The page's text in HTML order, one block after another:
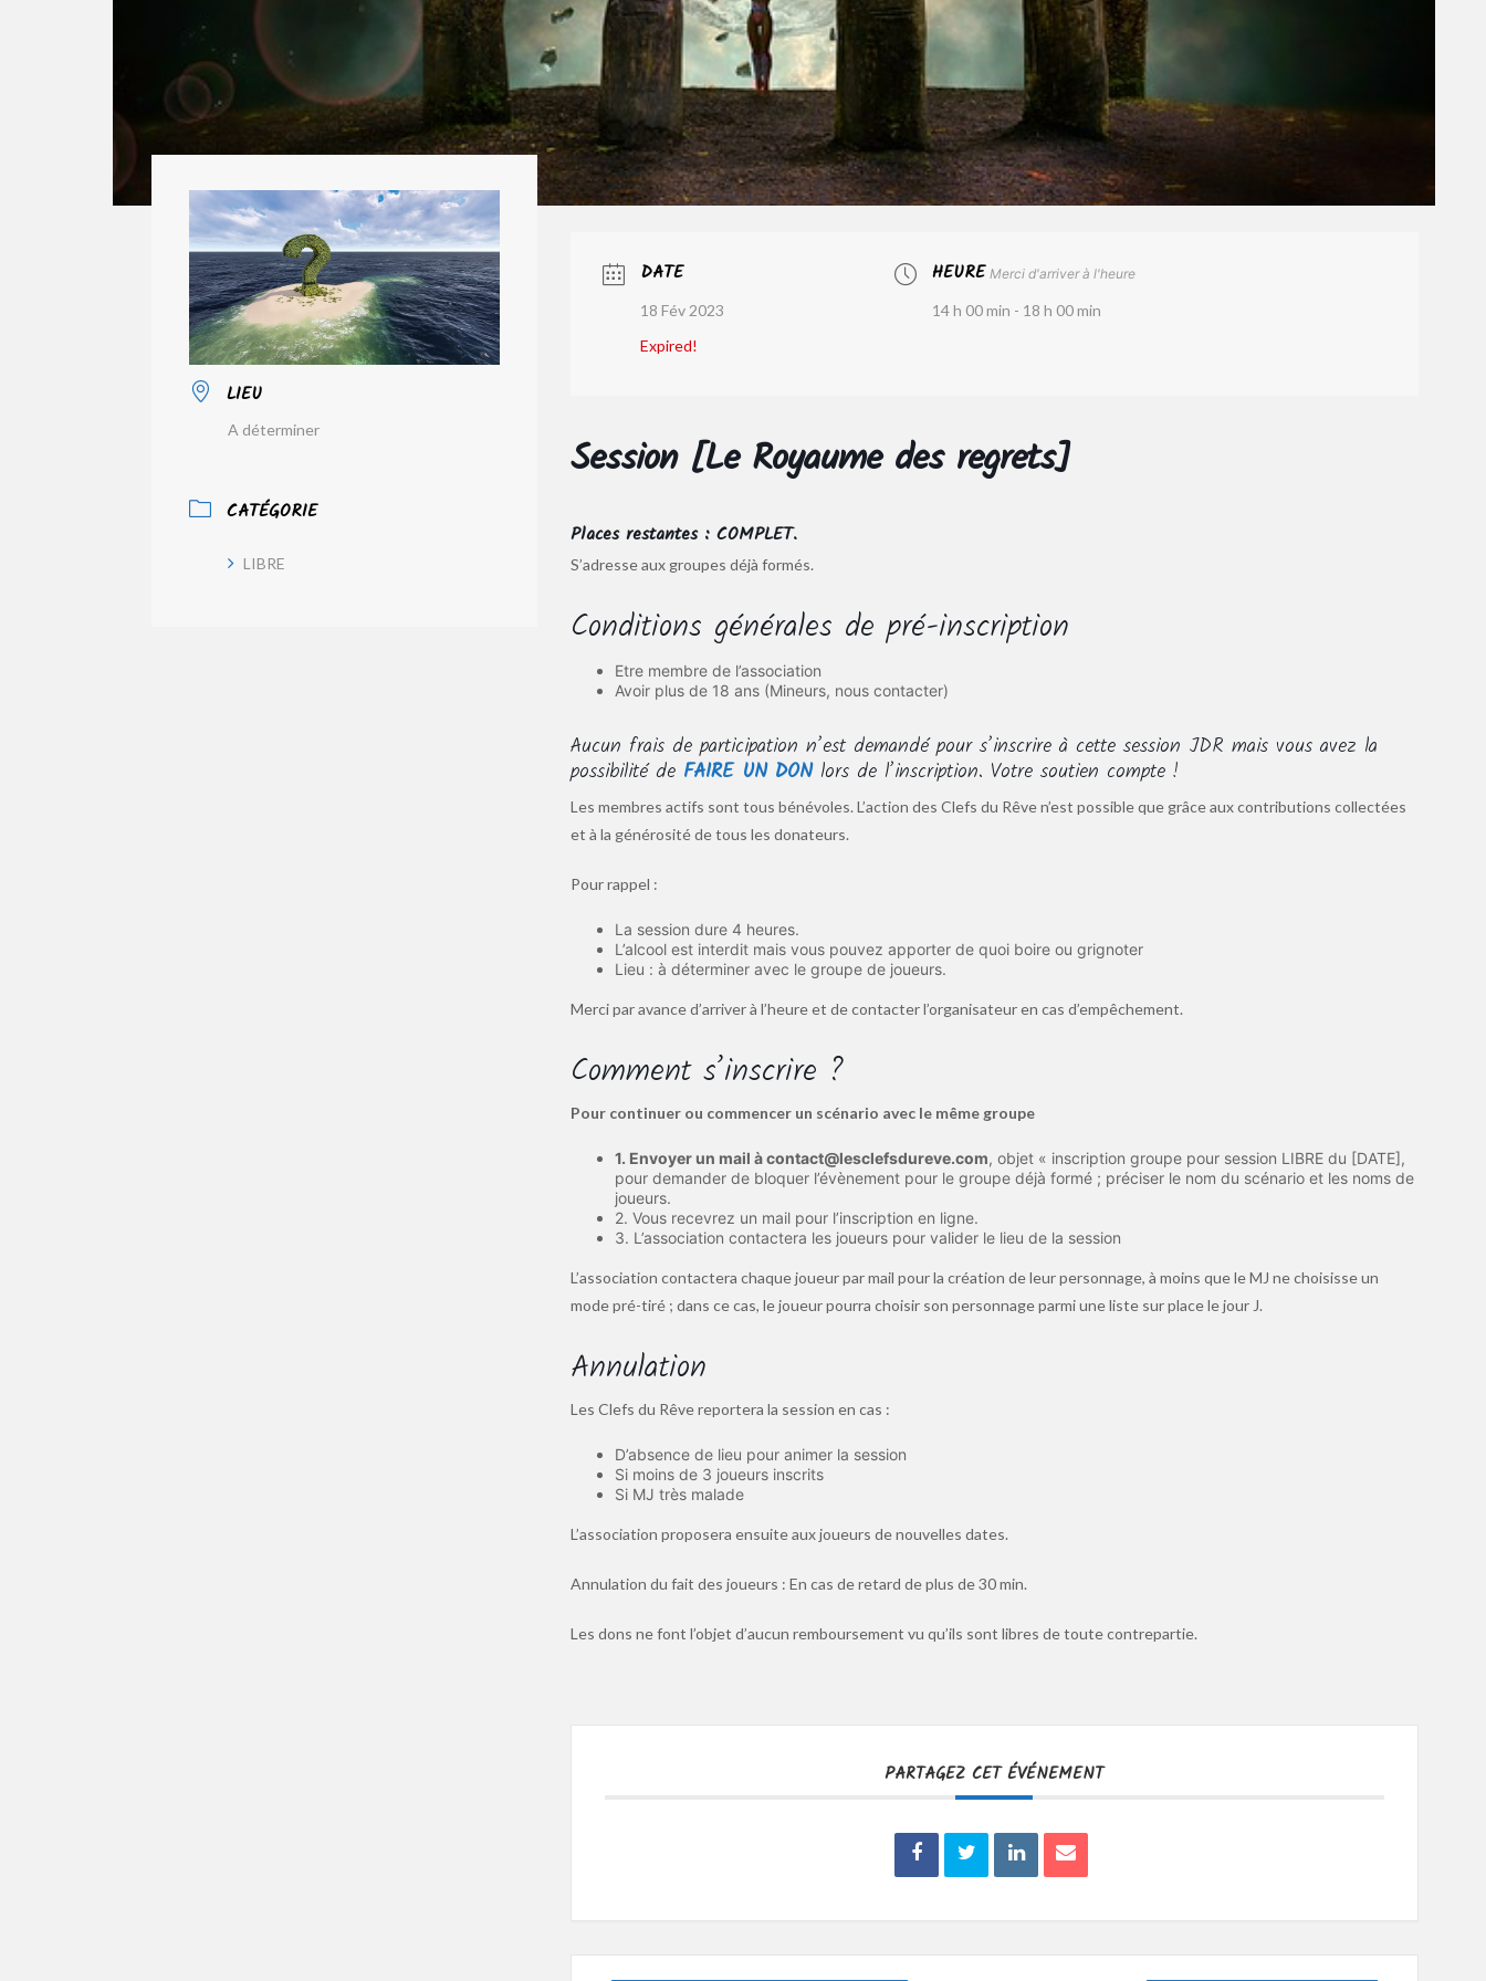
LIEU
A déterminer
CATÉGORIE
LIBRE
DATE
18 Fév 2023
Expired!
HEURE Merci d'arriver à l'heure
14 h 00 min - 18 h 00 min
Session [Le Royaume des regrets]
Places restantes : COMPLET.
S’adresse aux groupes déjà formés.
Conditions générales de pré-inscription
Etre membre de l’association
Avoir plus de 18 ans (Mineurs, nous contacter)
Aucun frais de participation n’est demandé pour s’inscrire à cette session JDR mais vous avez la
possibilité de FAIRE UN DON lors de l’inscription. Votre soutien compte !
Les membres actifs sont tous bénévoles. L’action des Clefs du Rêve n’est possible que grâce aux contributions collectées
et à la générosité de tous les donateurs.
Pour rappel :
La session dure 4 heures.
L’alcool est interdit mais vous pouvez apporter de quoi boire ou grignoter
Lieu : à déterminer avec le groupe de joueurs.
Merci par avance d’arriver à l’heure et de contacter l’organisateur en cas d’empêchement.
Comment s’inscrire ?
Pour continuer ou commencer un scénario avec le même groupe
1. Envoyer un mail à contact@lesclefsdureve.com, objet « inscription groupe pour session LIBRE du [DATE],
pour demander de bloquer l’évènement pour le groupe déjà formé ; préciser le nom du scénario et les noms de
joueurs.
2. Vous recevrez un mail pour l’inscription en ligne.
3. L’association contactera les joueurs pour valider le lieu de la session
L’association contactera chaque joueur par mail pour la création de leur personnage, à moins que le MJ ne choisisse un
mode pré-tiré ; dans ce cas, le joueur pourra choisir son personnage parmi une liste sur place le jour J.
Annulation
Les Clefs du Rêve reportera la session en cas :
D’absence de lieu pour animer la session
Si moins de 3 joueurs inscrits
Si MJ très malade
L’association proposera ensuite aux joueurs de nouvelles dates.
Annulation du fait des joueurs : En cas de retard de plus de 30 min.
Les dons ne font l’objet d’aucun remboursement vu qu’ils sont libres de toute contrepartie.
PARTAGEZ CET ÉVÉNEMENT